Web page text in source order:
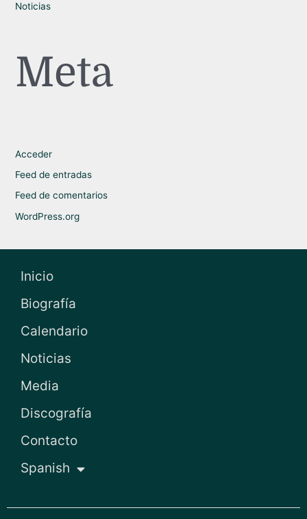
Noticias
Meta
Acceder
Feed de entradas
Feed de comentarios
WordPress.org
Inicio
Biografía
Calendario
Noticias
Media
Discografía
Contacto
Spanish